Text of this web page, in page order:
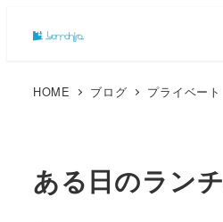
HOME ブログ プライベート
ある日のランチ